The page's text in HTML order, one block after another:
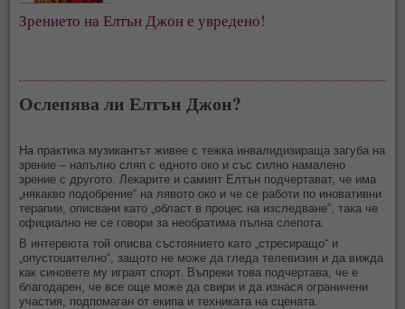
Зрението на Елтън Джон е увредено!
Ослепява ли Елтън Джон?
На практика музикантът живее с тежка инвалидизираща загуба на
зрение – напълно сляп с едното око и със силно намалено
зрение с другото. Лекарите и самият Елтън подчертават, че има
„някакво подобрение“ на лявото око и че се работи по иновативни
терапии, описвани като „област в процес на изследване“, така че
официално не се говори за необратима пълна слепота.
В интервюта той описва състоянието като „стресиращо“ и
„опустошително“, защото не може да гледа телевизия и да вижда
как синовете му играят спорт. Въпреки това подчертава, че е
благодарен, че все още може да свири и да изнася ограничени
участия, подпомаган от екипа и техниката на сцената.